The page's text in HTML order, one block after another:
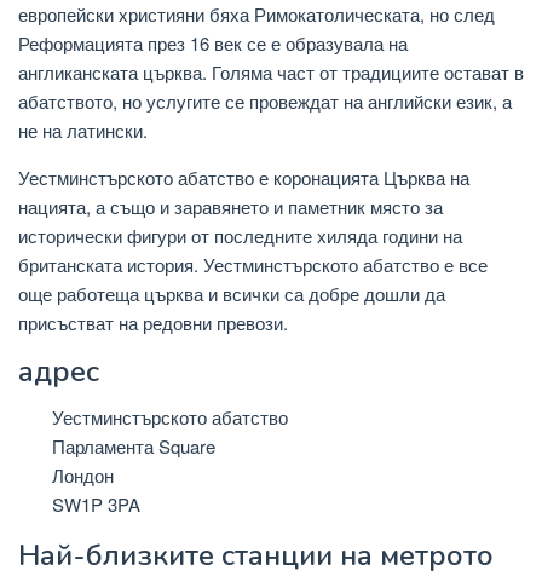
европейски християни бяха Римокатолическата, но след
Реформацията през 16 век се е образувала на
англиканската църква. Голяма част от традициите остават в
абатството, но услугите се провеждат на английски език, а
не на латински.
Уестминстърското абатство е коронацията Църква на
нацията, а също и заравянето и паметник място за
исторически фигури от последните хиляда години на
британската история. Уестминстърското абатство е все
още работеща църква и всички са добре дошли да
присъстват на редовни превози.
адрес
Уестминстърското абатство
Парламента Square
Лондон
SW1P 3PA
Най-близките станции на метрото